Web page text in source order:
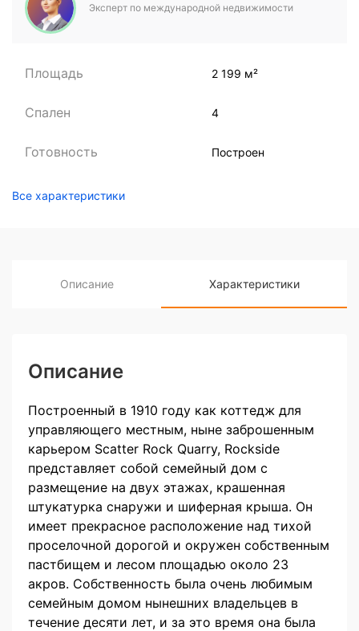
Эксперт по международной недвижимости
Площадь 2 199 м²
Спален 4
Готовность Построен
Все характеристики
Описание Характеристики
Описание
Построенный в 1910 году как коттедж для
управляющего местным, ныне заброшенным
карьером Scatter Rock Quarry, Rockside
представляет собой семейный дом с
размещение на двух этажах, крашенная
штукатурка снаружи и шиферная крыша. Он
имеет прекрасное расположение над тихой
проселочной дорогой и окружен собственным
пастбищем и лесом площадью около 23
акров. Собственность была очень любимым
семейным домом нынешних владельцев в
течение десяти лет, и за это время она была